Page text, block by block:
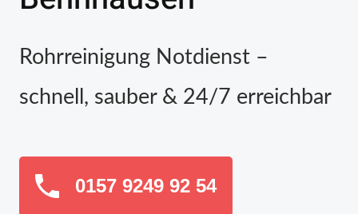
Rohrreinigung Notdienst –
schnell, sauber & 24/7 erreichbar
0157 9249 92 54